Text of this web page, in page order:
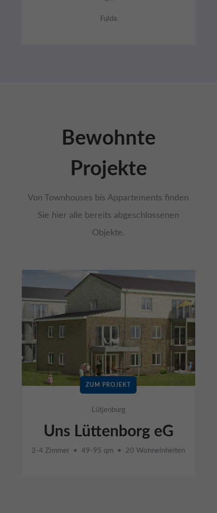
Fulda
Bewohnte
Projekte
Von Townhouses bis Appartements finden
Sie hier alle bereits abgeschlossenen
Objekte.
ZUM PROJEKT
Lütjenburg
Uns Lüttenborg eG
2-4 Zimmer • 49-95 qm • 20 Wohneinheiten